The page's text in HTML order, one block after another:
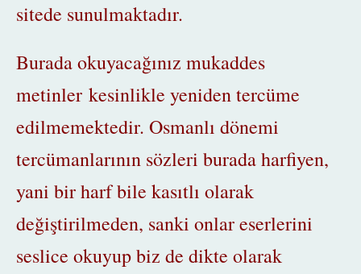
sitede sunulmaktadır.
Burada okuyacağınız mukaddes
metinler kesinlikle yeniden tercüme
edilmemektedir. Osmanlı dönemi
tercümanlarının sözleri burada harfiyen,
yani bir harf bile kasıtlı olarak
değiştirilmeden, sanki onlar eserlerini
seslice okuyup biz de dikte olarak